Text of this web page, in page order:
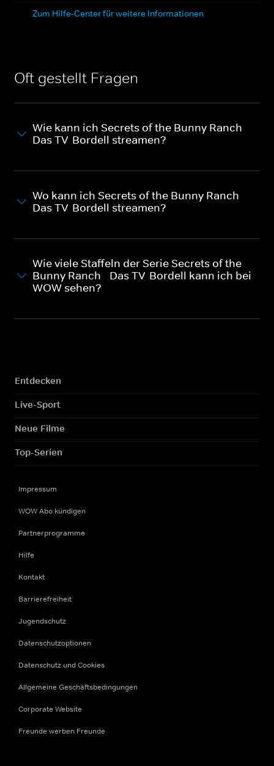
Zum Hilfe-Center für weitere Informationen
Oft gestellt Fragen
Wie kann ich Secrets of the Bunny Ranch -
Das TV-Bordell streamen?
Wo kann ich Secrets of the Bunny Ranch -
Das TV-Bordell streamen?
Wie viele Staffeln der Serie Secrets of the
Bunny Ranch - Das TV-Bordell kann ich bei
WOW sehen?
Entdecken
Live-Sport
Neue Filme
Top-Serien
Impressum
WOW Abo kündigen
Partnerprogramme
Hilfe
Kontakt
Barrierefreiheit
Jugendschutz
Datenschutzoptionen
Datenschutz und Cookies
Allgemeine Geschäftsbedingungen
Corporate Website
Freunde werben Freunde